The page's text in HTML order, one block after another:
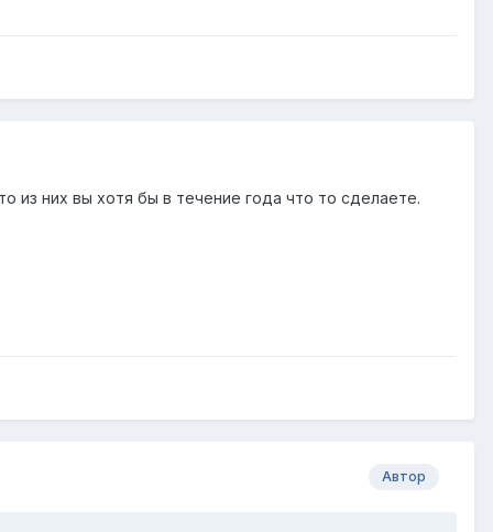
из них вы хотя бы в течение года что то сделаете.
Автор